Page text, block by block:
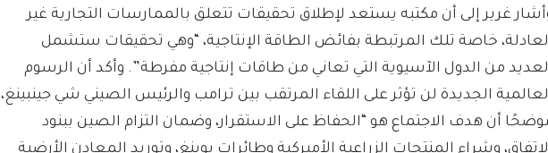
غرير إلى أن مكتبه يستعد لإطلاق تحقيقات تتعلق بالممارسات التجارية غير
خاصة تلك المرتبطة بفائض الطاقة الإنتاجية، “وهي تحقيقات ستشمل
من الدول الآسيوية التي تعاني من طاقات إنتاجية مفرطة”. وأكد أن الرسوم
الجديدة لن تؤثر على اللقاء المرتقب بين ترامب والرئيس الصيني شي جينبينغ،
أن هدف الاجتماع هو “الحفاظ على الاستقرار، وضمان التزام الصين ببنود
وشراء المنتجات الزراعية الأميركية وطائرات بوينغ، وتوريد المعادن الأرضية